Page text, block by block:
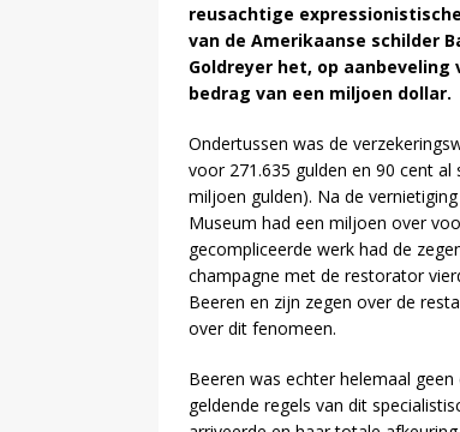
reusachtige expressionistische
van de Amerikaanse schilder
Goldreyer het, op
bedrag van een miljoen dollar.
Ondertussen was de
voor 271.635 gulden en 90 cent
miljoen gulden). Na de
Museum had een miljoen over
gecompliceerde werk had de
champagne met de restorator
Beeren en zijn zegen over de
over dit fenomeen.
Beeren was echter helemaal
geldende regels van dit